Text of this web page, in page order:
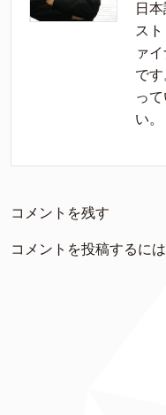
日
ス
ァ
で
っ
い。
コメントを残す
コメントを投稿するには